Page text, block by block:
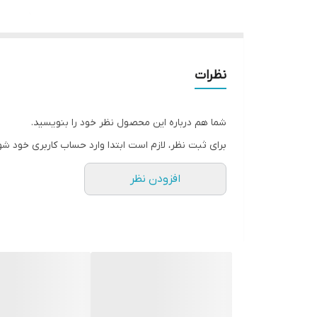
نظرات
شما هم درباره این محصول نظر خود را بنویسید.
برای ثبت نظر، لازم است ابتدا وارد حساب کاربری خود
افزودن نظر